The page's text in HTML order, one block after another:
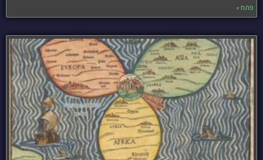
פתח »